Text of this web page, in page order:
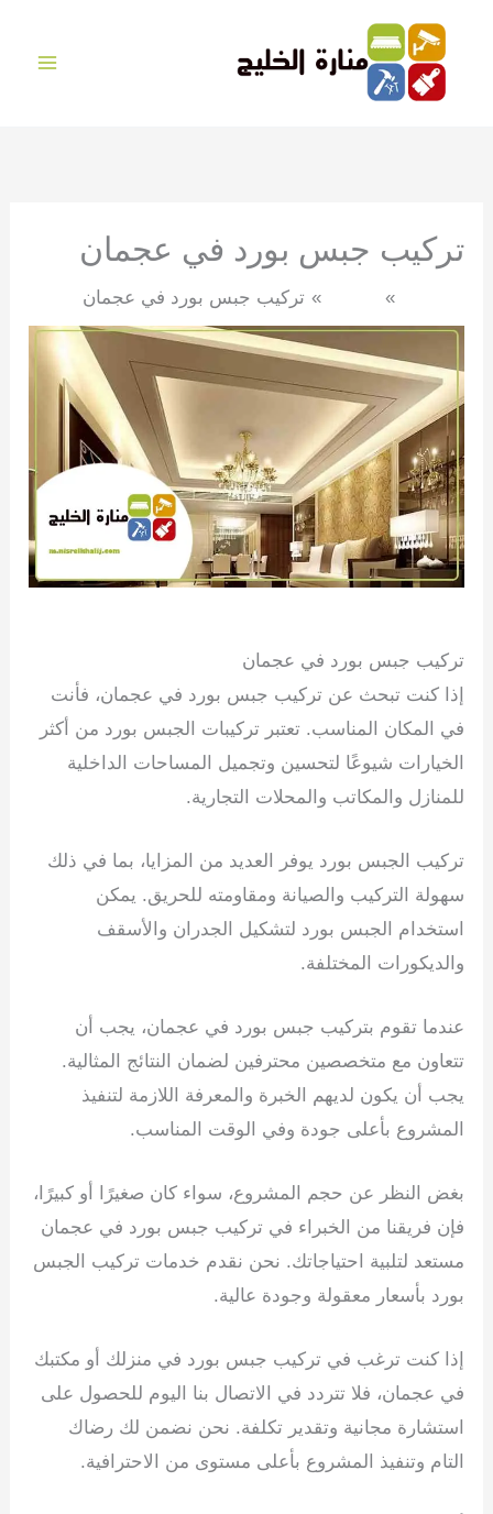
المحتوى
تركيب جبس بورد في عجمان
تركيب جبس بورد في عجمان
تركيب جبس بورد في عجمان
إذا كنت تبحث عن تركيب جبس بورد في عجمان، فأنت
في المكان المناسب. تعتبر تركيبات الجبس بورد من أكثر
الخيارات شيوعًا لتحسين وتجميل المساحات الداخلية
للمنازل والمكاتب والمحلات التجارية.
تركيب الجبس بورد يوفر العديد من المزايا، بما في ذلك
سهولة التركيب والصيانة ومقاومته للحريق. يمكن
استخدام الجبس بورد لتشكيل الجدران والأسقف
والديكورات المختلفة.
عندما تقوم بتركيب جبس بورد في عجمان، يجب أن
تتعاون مع متخصصين محترفين لضمان النتائج المثالية.
يجب أن يكون لديهم الخبرة والمعرفة اللازمة لتنفيذ
المشروع بأعلى جودة وفي الوقت المناسب.
بغض النظر عن حجم المشروع، سواء كان صغيرًا أو كبيرًا،
فإن فريقنا من الخبراء في تركيب جبس بورد في عجمان
مستعد لتلبية احتياجاتك. نحن نقدم خدمات تركيب الجبس
بورد بأسعار معقولة وجودة عالية.
إذا كنت ترغب في تركيب جبس بورد في منزلك أو مكتبك
في عجمان، فلا تتردد في الاتصال بنا اليوم للحصول على
استشارة مجانية وتقدير تكلفة. نحن نضمن لك رضاك
التام وتنفيذ المشروع بأعلى مستوى من الاحترافية.